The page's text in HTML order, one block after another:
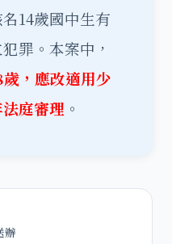
14歲國中生有
罪。本案中，
，應改適用少
庭審理 。
辦